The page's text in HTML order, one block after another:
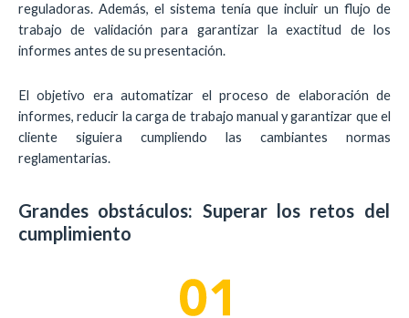
reguladoras. Además, el sistema tenía que incluir un flujo de
trabajo de validación para garantizar la exactitud de los
informes antes de su presentación.
El objetivo era automatizar el proceso de elaboración de
informes, reducir la carga de trabajo manual y garantizar que el
cliente siguiera cumpliendo las cambiantes normas
reglamentarias.
Grandes obstáculos: Superar los retos del
cumplimiento